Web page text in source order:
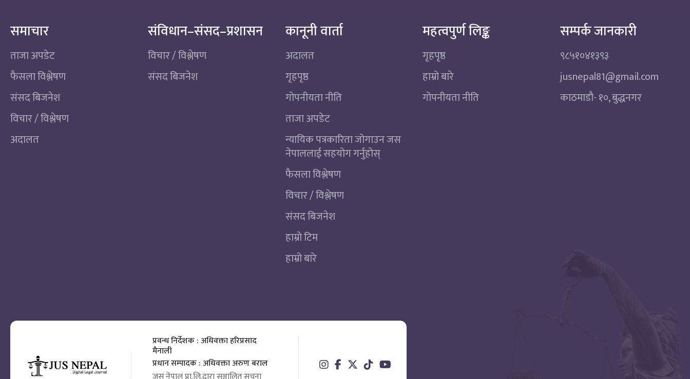
समाचार
ताजा अपडेट
फैसला विश्लेषण
संसद बिजनेश
विचार / विश्लेषण
अदालत
संविधान–संसद–प्रशासन
विचार / विश्लेषण
संसद बिजनेश
कानूनी वार्ता
अदालत
गृहपृष्ठ
गोपनीयता नीति
ताजा अपडेट
न्यायिक पत्रकारिता जोगाउन जस
नेपाललाई सहयोग गर्नुहोस्
फैसला विश्लेषण
विचार / विश्लेषण
संसद बिजनेश
हाम्रो टिम
हाम्रो बारे
महत्वपुर्ण लिङ्क
गृहपृष्ठ
हाम्रो बारे
गोपनीयता नीति
सम्पर्क जानकारी
९८५१०४१३९३
jusnepal81@gmail.com
काठमाडाै‌- १०, बुद्धनगर
प्रवन्ध निर्देशक : अधिवक्ता हरिप्रसाद
मैनाली
प्रधान सम्पादक : अधिवक्ता अरुण बराल